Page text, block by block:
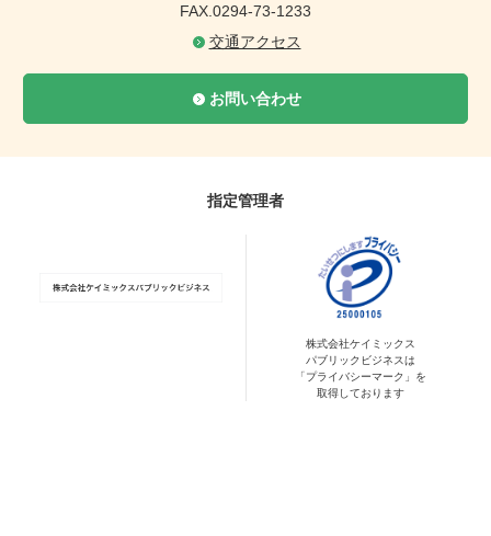
FAX.0294-73-1233
交通アクセス
お問い合わせ
指定管理者
株式会社ケイミックス
パブリックビジネスは
「プライバシーマーク」を
取得しております